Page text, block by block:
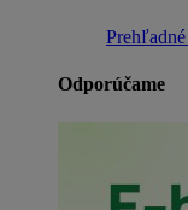
Odporúčame